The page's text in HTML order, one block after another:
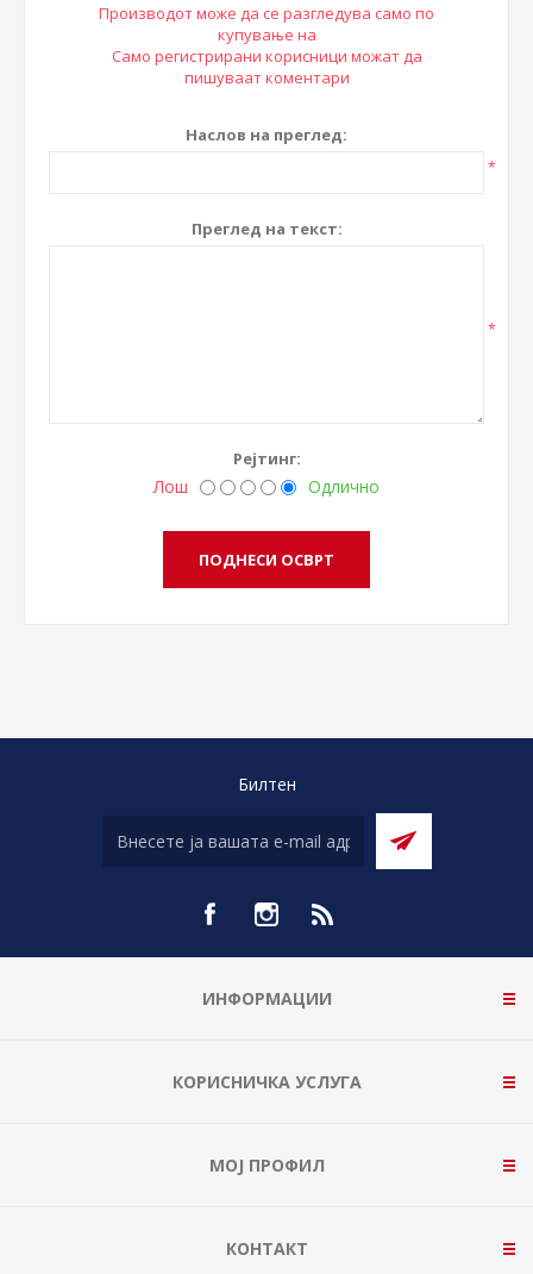
Производот може да се разгледува само по
купување на
Само регистрирани корисници можат да
пишуваат коментари
Наслов на преглед:
*
Преглед на текст:
*
Рејтинг:
Лош Одлично
Билтен
ИНФОРМАЦИИ
КОРИСНИЧКА УСЛУГА
МОЈ ПРОФИЛ
КОНТАКТ